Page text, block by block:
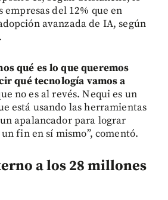
del 12% que en
avanzada de IA, según
qué es lo que queremos
qué tecnología vamos a
no es al revés. Nequi es un
está usando las herramientas
apalancador para lograr
fin en sí mismo”, comentó.
a los 28 millones